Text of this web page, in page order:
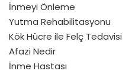
İnmeyi Önleme
Yutma Rehabilitasyonu
Kök Hücre ile Felç Tedavisi
Afazi Nedir
İnme Hastası